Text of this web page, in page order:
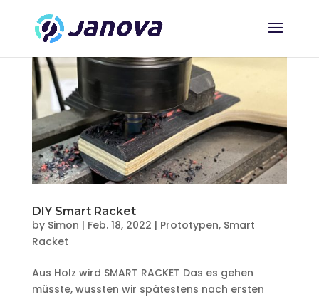
DIY Smart Racket
by Simon | Feb. 18, 2022 | Prototypen, Smart
Racket
Aus Holz wird SMART RACKET Das es gehen
müsste, wussten wir spätestens nach ersten